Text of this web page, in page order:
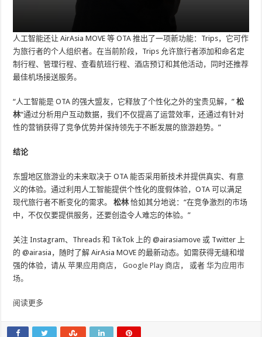
人工智能还让 AirAsia MOVE 等 OTA 推出了一项新功能：Trips，它可作
为旅行者的个人组织者。在当前阶段，Trips 允许旅行者添加和命名定
制行程、管理行程、查看航班行程、酒店预订和其他活动，同时还推荐
最佳机场接送服务。
“人工智能是 OTA 的强大盟友，它释放了个性化之外的宝贵见解，”松
林“通过分析用户互动数据，我们不仅提高了运营效率，还通过有针对
性的营销获得了竞争优势并保持领先于不断发展的旅游趋势。”
结论
东盟地区旅游业的未来取决于 OTA 能否采用新技术并提供真实、有意
义的体验。通过利用人工智能提供个性化的度假体验，OTA 可以满足
现代旅行者不断变化的需求。松林 恰如其分地说：“在竞争激烈的市场
中，不仅仅要提供服务，还要创造令人难忘的体验。”
关注 Instagram、Threads 和 TikTok 上的 @airasiamove 或 Twitter 上
的 @airasia，随时了解 AirAsia MOVE 的最新动态。如需获得无缝和增
强的体验，请从苹果应用商店，Google Play 商店， 或者华为应用市
场。
阅读更多